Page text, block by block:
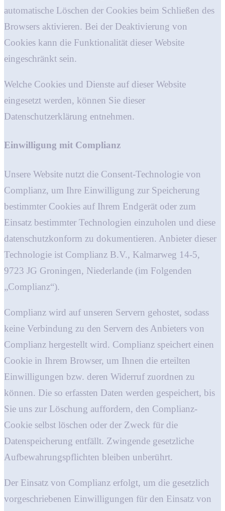
automatische Löschen der Cookies beim Schließen des
Browsers aktivieren. Bei der Deaktivierung von
Cookies kann die Funktionalität dieser Website
eingeschränkt sein.
Welche Cookies und Dienste auf dieser Website
eingesetzt werden, können Sie dieser
Datenschutzerklärung entnehmen.
Einwilligung mit Complianz
Unsere Website nutzt die Consent-Technologie von
Complianz, um Ihre Einwilligung zur Speicherung
bestimmter Cookies auf Ihrem Endgerät oder zum
Einsatz bestimmter Technologien einzuholen und diese
datenschutzkonform zu dokumentieren. Anbieter dieser
Technologie ist Complianz B.V., Kalmarweg 14-5,
9723 JG Groningen, Niederlande (im Folgenden
„Complianz“).
Complianz wird auf unseren Servern gehostet, sodass
keine Verbindung zu den Servern des Anbieters von
Complianz hergestellt wird. Complianz speichert einen
Cookie in Ihrem Browser, um Ihnen die erteilten
Einwilligungen bzw. deren Widerruf zuordnen zu
können. Die so erfassten Daten werden gespeichert, bis
Sie uns zur Löschung auffordern, den Complianz-
Cookie selbst löschen oder der Zweck für die
Datenspeicherung entfällt. Zwingende gesetzliche
Aufbewahrungspflichten bleiben unberührt.
Der Einsatz von Complianz erfolgt, um die gesetzlich
vorgeschriebenen Einwilligungen für den Einsatz von